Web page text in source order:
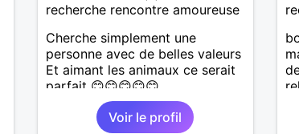
recherche rencontre amoureuse
Cherche simplement une
personne avec de belles valeurs
Et aimant les animaux ce serait
parfait 😊😊😊😊😊
Voir le profil